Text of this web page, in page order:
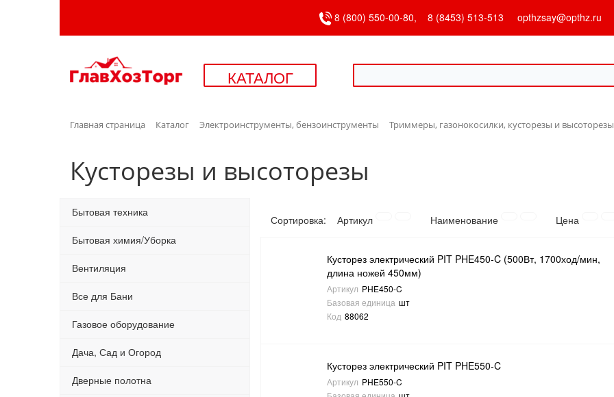
8 (800) 550-00-80, 8 (8453) 513-513 opthzsay@opthz.ru
КАТАЛОГ
Главная страница Каталог Электроинструменты, бензоинструменты Триммеры, газонокосилки, кусторезы и высоторезы
Кусторезы и высоторезы
Бытовая техника
Бытовая химия/Уборка
Вентиляция
Все для Бани
Газовое оборудование
Дача, Сад и Огород
Дверные полотна
Сортировка: Артикул Наименование Цена
Кусторез электрический PIT PHE450-C (500Вт, 1700ход/мин,
длина ножей 450мм)
Артикул PHE450-C
Базовая единица шт
Код 88062
Кусторез электрический PIT PHE550-C
Артикул PHE550-C